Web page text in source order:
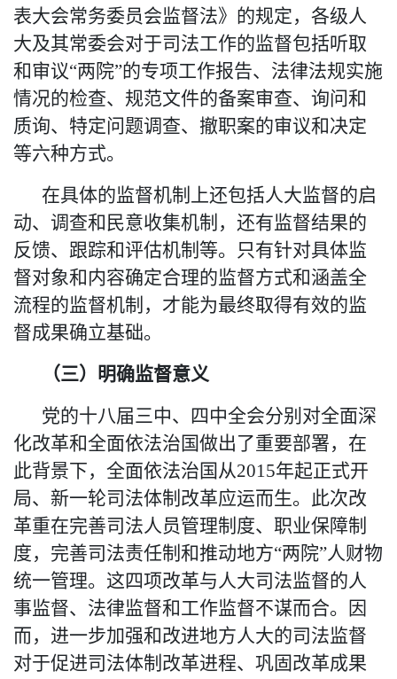
表大会常务委员会监督法》的规定，各级人
大及其常委会对于司法工作的监督包括听取
和审议“两院”的专项工作报告、法律法规实施
情况的检查、规范文件的备案审查、询问和
质询、特定问题调查、撤职案的审议和决定
等六种方式。
在具体的监督机制上还包括人大监督的启
动、调查和民意收集机制，还有监督结果的
反馈、跟踪和评估机制等。只有针对具体监
督对象和内容确定合理的监督方式和涵盖全
流程的监督机制，才能为最终取得有效的监
督成果确立基础。
（三）明确监督意义
党的十八届三中、四中全会分别对全面深
化改革和全面依法治国做出了重要部署，在
此背景下，全面依法治国从2015年起正式开
局、新一轮司法体制改革应运而生。此次改
革重在完善司法人员管理制度、职业保障制
度，完善司法责任制和推动地方“两院”人财物
统一管理。这四项改革与人大司法监督的人
事监督、法律监督和工作监督不谋而合。因
而，进一步加强和改进地方人大的司法监督
对于促进司法体制改革进程、巩固改革成果